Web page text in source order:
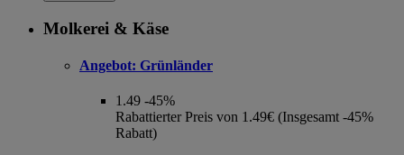
Molkerei & Käse
Angebot: Grünländer
1.49 -45%
Rabattierter Preis von 1.49€ (Insgesamt -45%
Rabatt)